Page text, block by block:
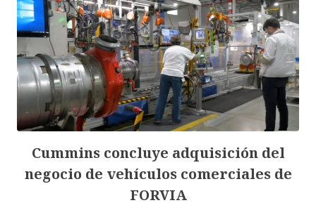
Cummins concluye adquisición del
negocio de vehículos comerciales de
FORVIA